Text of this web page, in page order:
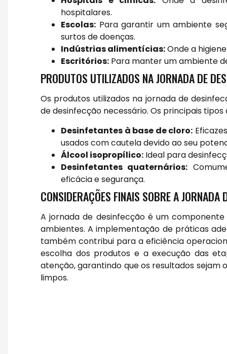
hospitalares.
Escolas: Para garantir um ambiente
surtos de doenças.
Indústrias alimentícias:Onde a
Escritórios: Para manter um ambiente
PRODUTOS UTILIZADOS NA JORNADA DE
Os produtos utilizados na jornada de
de desinfecção necessário. Os principais
Desinfetantes à base de cloro:
usados com cautela devido ao seu
Álcool isopropílico: Ideal para
Desinfetantes quaternários:
eficácia e segurança.
CONSIDERAÇÕES FINAIS SOBRE A JORNADA
A jornada de desinfecção é um
ambientes. A implementação de práticas
também contribui para a eficiência
escolha dos produtos e a execução das
atenção, garantindo que os resultados sejam
limpos.